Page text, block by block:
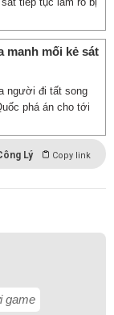
manh mối kẻ sát
người đi tất song
phá án cho tới
Lý Copy link
game